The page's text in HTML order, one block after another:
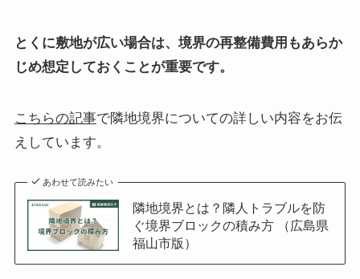
とくに敷地が広い場合は、境界の再整備費用もあらか
じめ想定しておくことが重要です。
こちらの記事で隣地境界についての詳しい内容をお伝
えしています。
あわせて読みたい
隣地境界とは？隣人トラブルを防
ぐ境界ブロックの積み方 （広島県
福山市版）